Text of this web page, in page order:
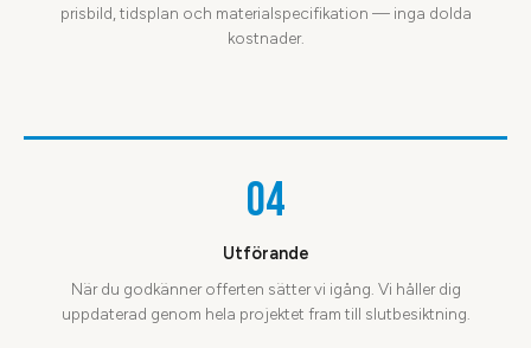
prisbild, tidsplan och materialspecifikation — inga dolda
kostnader.
04
Utförande
När du godkänner offerten sätter vi igång. Vi håller dig
uppdaterad genom hela projektet fram till slutbesiktning.